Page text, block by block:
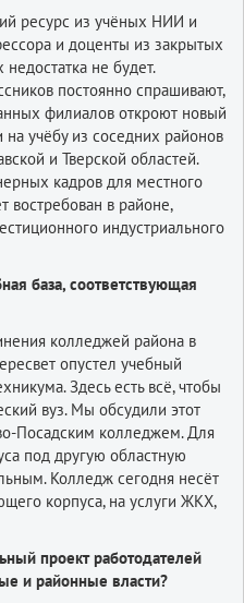
ресурс из учёных НИИ и
и доценты из закрытых
не будет.
постоянно спрашивают,
филиалов откроют новый
учёбу из соседних районов
и Тверской областей.
кадров для местного
востребован в районе,
индустриального
база, соответствующая
колледжей района в
опустел учебный
Здесь есть всё, чтобы
вуз. Мы обсудили этот
Посадским колледжем. Для
под другую областную
Колледж сегодня несёт
корпуса, на услуги ЖКХ,
проект работодателей
и районные власти?